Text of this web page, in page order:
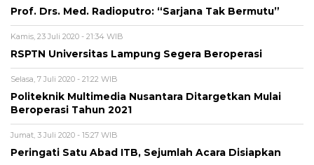
Prof. Drs. Med. Radioputro: “Sarjana Tak Bermutu”
Kamis, 23 Juli 2020 - 21:34 WIB
RSPTN Universitas Lampung Segera Beroperasi
Selasa, 7 Juli 2020 - 21:22 WIB
Politeknik Multimedia Nusantara Ditargetkan Mulai
Beroperasi Tahun 2021
Jumat, 3 Juli 2020 - 15:27 WIB
Peringati Satu Abad ITB, Sejumlah Acara Disiapkan